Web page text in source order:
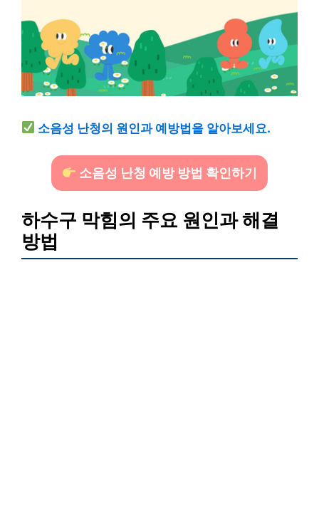
소음성 난청의 원인과 예방법을 알아보세요.
소음성 난청 예방 방법 확인하기
하수구 막힘의 주요 원인과 해결
방법